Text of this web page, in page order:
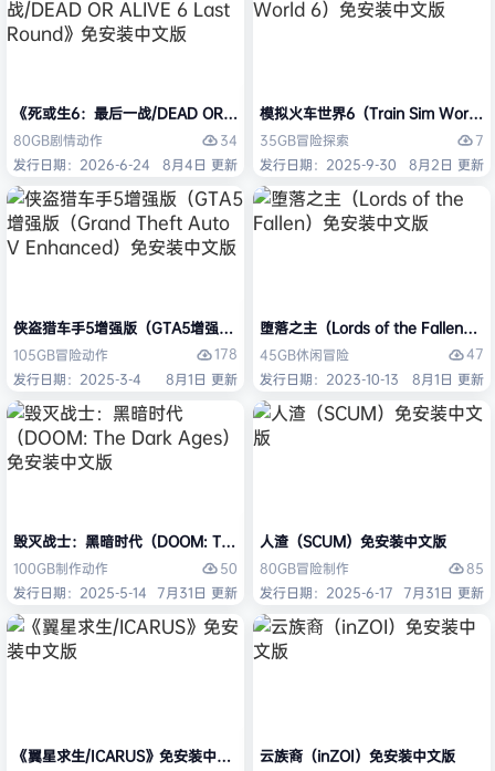
《死或生6：最后一战/DEAD OR ALIVE 6 Last Round》免安装中文版
80GB剧情动作
34
发行日期：2026-6-24
8月4日 更新
模拟火车世界6（Train Sim World
35GB冒险探索
7
发行日期：2025-9-30
8月2日 更新
侠盗猎车手5增强版（GTA5增强版（Grand Theft Auto V Enhanced）免
105GB冒险动作
178
发行日期：2025-3-4
8月1日 更新
堕落之主（Lords of the Fallen）免
45GB休闲冒险
47
发行日期：2023-10-13
8月1日 更新
毁灭战士：黑暗时代（DOOM: The Dark Ages）免安装中文版
100GB制作动作
50
发行日期：2025-5-14 7月31日 更新
人渣（SCUM）免安装中文版
80GB冒险制作
85
发行日期：2025-6-17 7月31日 更新
《翼星求生/ICARUS》免安装中文版 云族裔（inZOI）免安装中文版